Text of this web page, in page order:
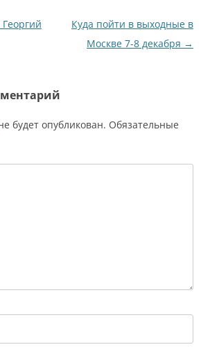
Куда пойти в выходные в
Москве 7-8 декабря →
будет опубликован. Обязательные